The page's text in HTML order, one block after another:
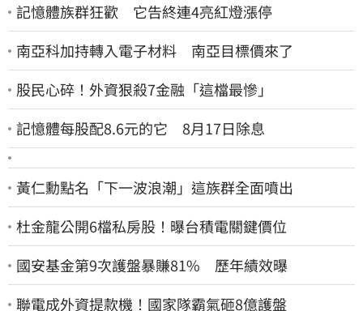
記憶體族群狂歡 它告終連4亮紅燈漲停
南亞科加持轉入電子材料 南亞目標價來了
股民心碎！外資狠殺7金融「這檔最慘」
記憶體每股配8.6元的它 8月17日除息
黃仁勳點名「下一波浪潮」這族群全面噴出
杜金龍公開6檔私房股！曝台積電關鍵價位
國安基金第9次護盤暴賺81% 歷年績效曝
聯電成外資提款機！國家隊霸氣砸8億護盤